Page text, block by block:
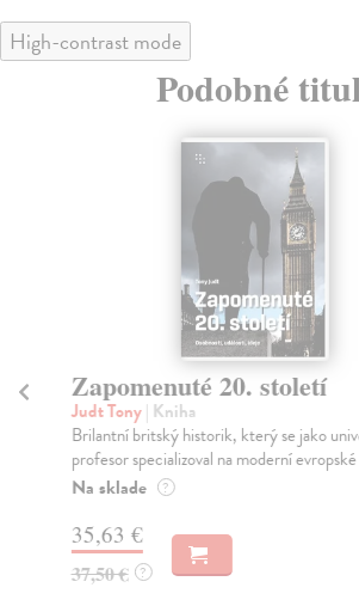
High-contrast mode
Podobné
Zapomenuté 20. století
Judt Tony| Kniha
Brilantní britský historik, který se jako
profesor specializoval na moderní
Na sklade ?
35,63 €
37,50 € ?